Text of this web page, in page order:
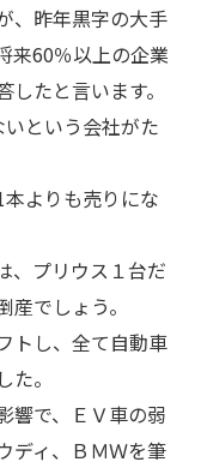
、昨年黒字の大手
来60％以上の企業
たと言います。
という会社がた
よりも売りにな
、プリウス１台だ
でしょう。
トし、全て自動車
。
響で、ＥＶ車の弱
ディ、ＢＭＷを筆